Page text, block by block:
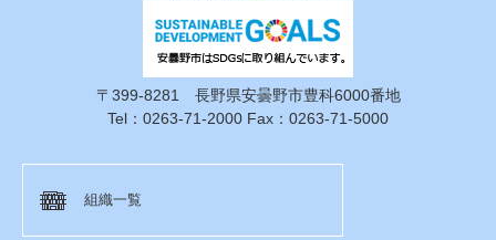
〒399-8281 長野県安曇野市豊科6000番地
Tel：0263-71-2000 Fax：0263-71-5000
組織一覧